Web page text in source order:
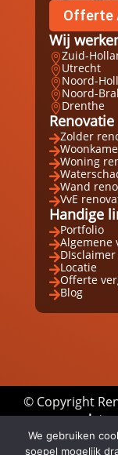
Offerte
Wij
Zuid-
Utrecht
Noord-
Noord-
Drenthe
Renovatie
Zolder

Woning

Wand
VvE
Handige
Portfolio
Algemene
DIsclaimer
Locatie
Offerte
Blog
© Copyright
We gebruiken
soepel mogelijk